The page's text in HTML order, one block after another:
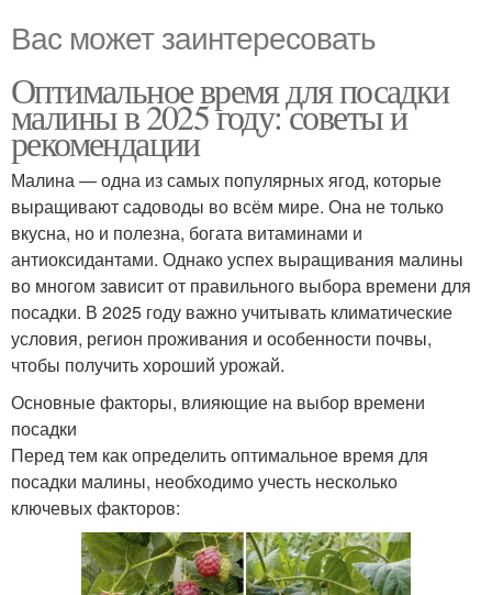
Вас может заинтересовать
Оптимальное время для посадки
малины в 2025 году: советы и
рекомендации
Малина — одна из самых популярных ягод, которые
выращивают садоводы во всём мире. Она не только
вкусна, но и полезна, богата витаминами и
антиоксидантами. Однако успех выращивания малины
во многом зависит от правильного выбора времени для
посадки. В 2025 году важно учитывать климатические
условия, регион проживания и особенности почвы,
чтобы получить хороший урожай.
Основные факторы, влияющие на выбор времени
посадки
Перед тем как определить оптимальное время для
посадки малины, необходимо учесть несколько
ключевых факторов: